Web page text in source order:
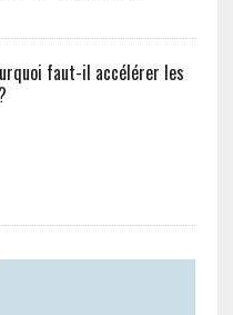
faut-il accélérer les